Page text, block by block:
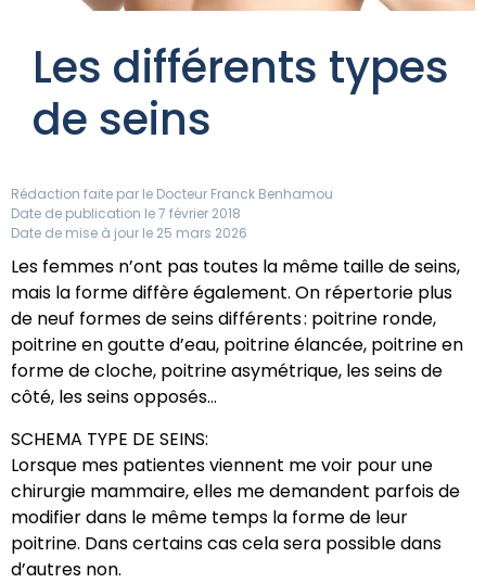
Les différents types
de seins
Rédaction faite par le Docteur Franck Benhamou
Date de publication le 7 février 2018
Date de mise à jour le 25 mars 2026
Les femmes n’ont pas toutes la même taille de seins,
mais la forme diffère également. On répertorie plus
de neuf formes de seins différents : poitrine ronde,
poitrine en goutte d’eau, poitrine élancée, poitrine en
forme de cloche, poitrine asymétrique, les seins de
côté, les seins opposés…
SCHEMA TYPE DE SEINS:
Lorsque mes patientes viennent me voir pour une
chirurgie mammaire, elles me demandent parfois de
modifier dans le même temps la forme de leur
poitrine. Dans certains cas cela sera possible dans
d’autres non.